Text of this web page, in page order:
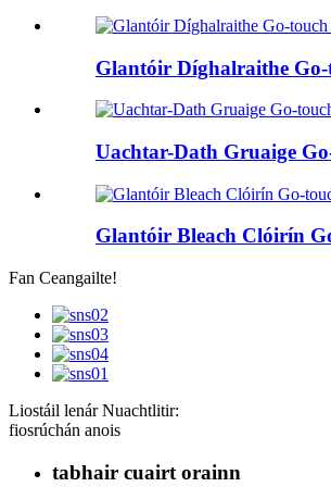
Glantóir Díghalraithe
Uachtar-Dath Gruaige
Glantóir Bleach Clóirín
Fan Ceangailte!
Liostáil lenár Nuachtlitir:
fiosrúchán anois
tabhair cuairt orainn